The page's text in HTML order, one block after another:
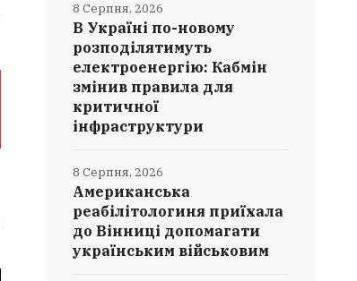
В Україні по-новому
розподілятимуть
електроенергію: Кабмін
змінив правила для
критичної
інфраструктури
8 Серпня, 2026
Американська
реабілітологиня приїхала
до Вінниці допомагати
українським військовим
8 Серпня, 2026